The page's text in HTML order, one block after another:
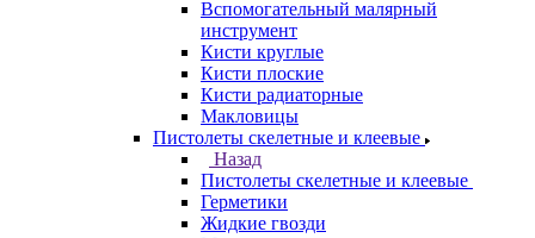
Вспомогательный малярный
инструмент
Кисти круглые
Кисти плоские
Кисти радиаторные
Макловицы
Пистолеты скелетные и клеевые
Назад
Пистолеты скелетные и клеевые
Герметики
Жидкие гвозди